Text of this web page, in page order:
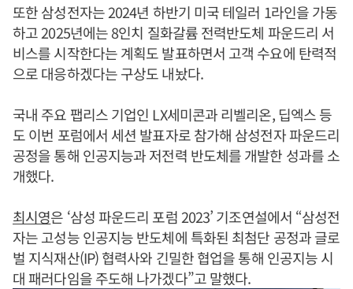
또한 삼성전자는 2024년 하반기 미국 테일러 1라인을 가동
하고 2025년에는 8인치 질화갈륨 전력반도체 파운드리 서
비스를 시작한다는 계획도 발표하면서 고객 수요에 탄력적
으로 대응하겠다는 구상도 내놨다.
국내 주요 팹리스 기업인 LX세미콘과 리벨리온, 딥엑스 등
도 이번 포럼에서 세션 발표자로 참가해 삼성전자 파운드리
공정을 통해 인공지능과 저전력 반도체를 개발한 성과를 소
개했다.
최시영은 ‘삼성 파운드리 포럼 2023’ 기조연설에서 “삼성전
자는 고성능 인공지능 반도체에 특화된 최첨단 공정과 글로
벌 지식재산(IP) 협력사와 긴밀한 협업을 통해 인공지능 시
대 패러다임을 주도해 나가겠다”고 말했다.